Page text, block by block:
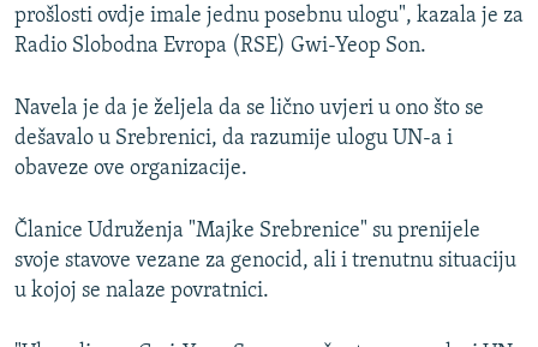
prošlosti ovdje imale jednu posebnu ulogu", kazala je za
Radio Slobodna Evropa (RSE) Gwi-Yeop Son.
Navela je da je željela da se lično uvjeri u ono što se
dešavalo u Srebrenici, da razumije ulogu UN-a i
obaveze ove organizacije.
Članice Udruženja "Majke Srebrenice" su prenijele
svoje stavove vezane za genocid, ali i trenutnu situaciju
u kojoj se nalaze povratnici.